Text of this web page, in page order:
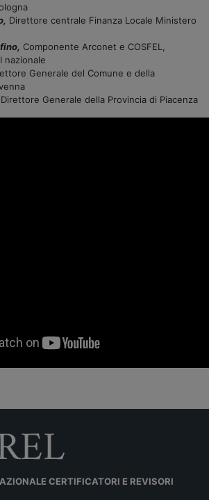
Direttore centrale Finanza Locale Ministero
Componente Arconet e COSFEL,
nazionale
Generale del Comune e della
Direttore Generale della Provincia di Piacenza
CERTIFICATORI E REVISORI